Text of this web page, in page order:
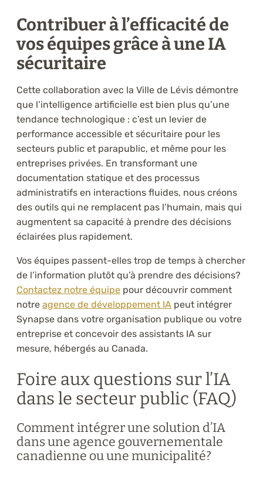
Contribuer à l’efficacité de
vos équipes grâce à une IA
sécuritaire
Cette collaboration avec la Ville de Lévis démontre
que l’intelligence artificielle est bien plus qu’une
tendance technologique : c’est un levier de
performance accessible et sécuritaire pour les
secteurs public et parapublic, et même pour les
entreprises privées. En transformant une
documentation statique et des processus
administratifs en interactions fluides, nous créons
des outils qui ne remplacent pas l’humain, mais qui
augmentent sa capacité à prendre des décisions
éclairées plus rapidement.
Vos équipes passent-elles trop de temps à chercher
de l’information plutôt qu’à prendre des décisions?
Contactez notre équipe pour découvrir comment
notre agence de développement IA peut intégrer
Synapse dans votre organisation publique ou votre
entreprise et concevoir des assistants IA sur
mesure, hébergés au Canada.
Foire aux questions sur l’IA
dans le secteur public (FAQ)
Comment intégrer une solution d’IA
dans une agence gouvernementale
canadienne ou une municipalité?